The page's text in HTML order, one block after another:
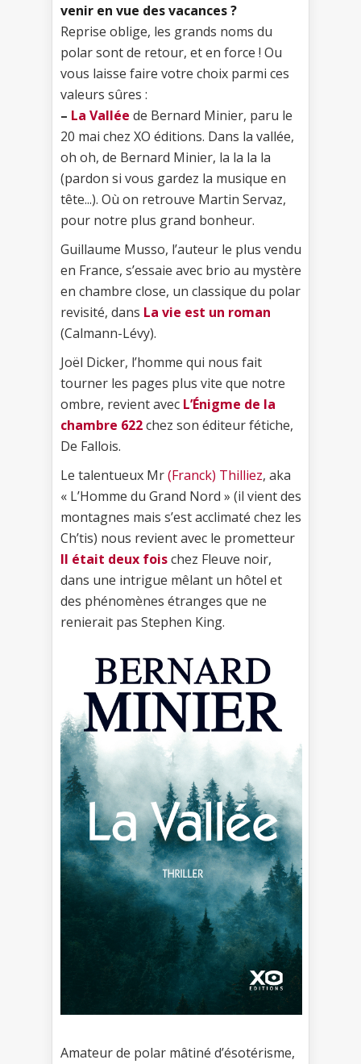
venir en vue des vacances ?
Reprise oblige, les grands noms du
polar sont de retour, et en force ! Ou
vous laisse faire votre choix parmi ces
valeurs sûres :
– La Vallée de Bernard Minier, paru le
20 mai chez XO éditions. Dans la vallée,
oh oh, de Bernard Minier, la la la la
(pardon si vous gardez la musique en
tête...). Où on retrouve Martin Servaz,
pour notre plus grand bonheur.
Guillaume Musso, l’auteur le plus vendu
en France, s’essaie avec brio au mystère
en chambre close, un classique du polar
revisité, dans La vie est un roman
(Calmann-Lévy).
Joël Dicker, l’homme qui nous fait
tourner les pages plus vite que notre
ombre, revient avec L’Énigme de la
chambre 622chez son éditeur fétiche,
De Fallois.
Le talentueux Mr(Franck) Thilliez, aka
« L’Homme du Grand Nord » (il vient des
montagnes mais s’est acclimaté chez les
Ch’tis) nous revient avec le prometteur
Il était deux foischez Fleuve noir,
dans une intrigue mêlant un hôtel et
des phénomènes étranges que ne
renierait pas Stephen King.
Amateur de polar mâtiné d’ésotérisme,